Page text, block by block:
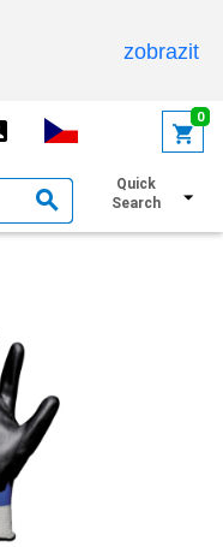
zobrazit
0
Quick
Search